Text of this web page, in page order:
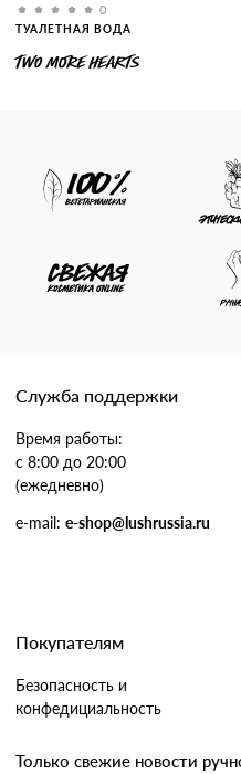
0
ТУАЛЕТНАЯ ВОДА
TWO MORE HEARTS
Служба поддержки
Время работы:
с 8:00 до 20:00
(ежедневно)
e-mail: e-shop@lushrussia.ru
Покупателям
Безопасность и
конфедициальность
Только свежие новости